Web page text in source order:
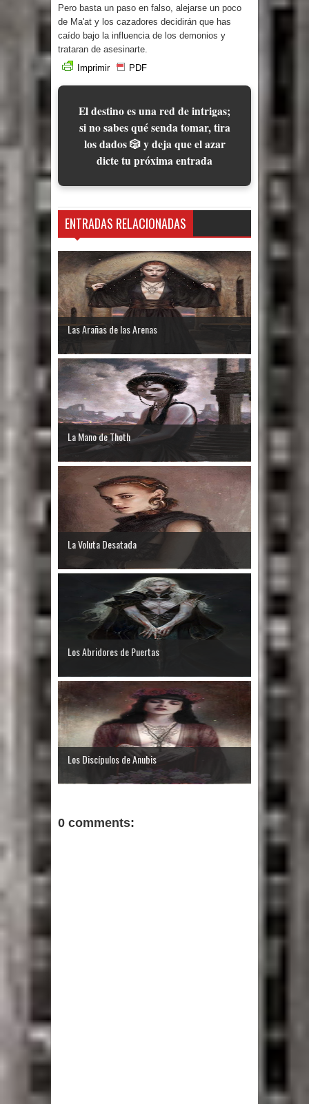
Pero basta un paso en falso, alejarse un poco
de Ma'at y los cazadores decidirán que has
caído bajo la influencia de los demonios y
trataran de asesinarte.
Imprimir
PDF
El destino es una red de intrigas;
si no sabes qué senda tomar, tira
los dados 🎲 y deja que el azar
dicte tu próxima entrada
ENTRADAS RELACIONADAS
Las Arañas de las Arenas
La Mano de Thoth
La Voluta Desatada
Los Abridores de Puertas
Los Discípulos de Anubis
0 comments: